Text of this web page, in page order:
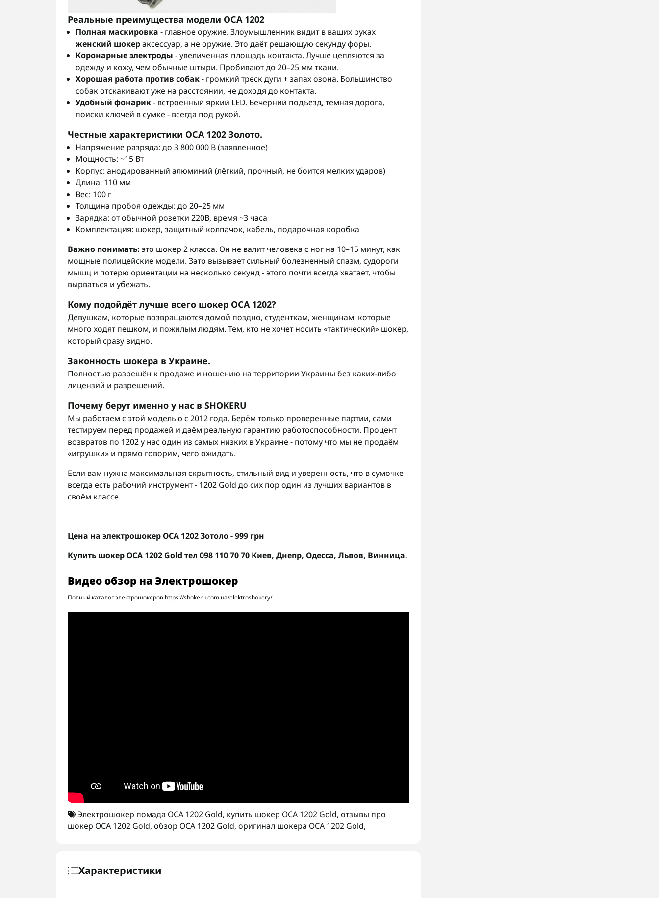
Реальные преимущества модели ОСА 1202
Полная маскировка - главное оружие. Злоумышленник видит в ваших руках
женский шокераксессуар, а не оружие. Это даёт решающую секунду форы.
Коронарные электроды - увеличенная площадь контакта. Лучше цепляются за
одежду и кожу, чем обычные штыри. Пробивают до 20–25 мм ткани.
Хорошая работа против собак- громкий треск дуги + запах озона. Большинство
собак отскакивают уже на расстоянии, не доходя до контакта.
Удобный фонарик- встроенный яркий LED. Вечерний подъезд, тёмная дорога,
поиски ключей в сумке - всегда под рукой.
Честные характеристики ОСА 1202 Золото.
Напряжение разряда: до 3 800 000 В (заявленное)
Мощность: ~15 Вт
Корпус: анодированный алюминий (лёгкий, прочный, не боится мелких ударов)
Длина: 110 мм
Вес: 100 г
Толщина пробоя одежды: до 20–25 мм
Зарядка: от обычной розетки 220В, время ~3 часа
Комплектация: шокер, защитный колпачок, кабель, подарочная коробка
Важно понимать: это шокер 2 класса. Он не валит человека с ног на 10–15 минут, как
мощные полицейские модели. Зато вызывает сильный болезненный спазм, судороги
мышц и потерю ориентации на несколько секунд - этого почти всегда хватает, чтобы
вырваться и убежать.
Кому подойдёт лучше всего шокер ОСА 1202?
Девушкам, которые возвращаются домой поздно, студенткам, женщинам, которые
много ходят пешком, и пожилым людям. Тем, кто не хочет носить «тактический» шокер,
который сразу видно.
Законность шокера в Украине.
Полностью разрешён к продаже и ношению на территории Украины без каких-либо
лицензий и разрешений.
Почему берут именно у нас в SHOKERU
Мы работаем с этой моделью с 2012 года. Берём только проверенные партии, сами
тестируем перед продажей и даём реальную гарантию работоспособности. Процент
возвратов по 1202 у нас один из самых низких в Украине - потому что мы не продаём
«игрушки» и прямо говорим, чего ожидать.
Если вам нужна максимальная скрытность, стильный вид и уверенность, что в сумочке
всегда есть рабочий инструмент - 1202 Gold до сих пор один из лучших вариантов в
своём классе.
Цена на электрошокер ОСА 1202 Зотоло - 999 грн
Купить шокер ОСА 1202 Gold тел 098 110 70 70 Киев, Днепр, Одесса, Львов, Винница.
Видео обзор на Электрошокер
Полный каталог электрошокеров https://shokeru.com.ua/elektroshokery/
Электрошокер помада ОСА 1202 Gold, купить шокер ОСА 1202 Gold, отзывы про
шокер ОСА 1202 Gold, обзор ОСА 1202 Gold, оригинал шокера ОСА 1202 Gold,
Характеристики